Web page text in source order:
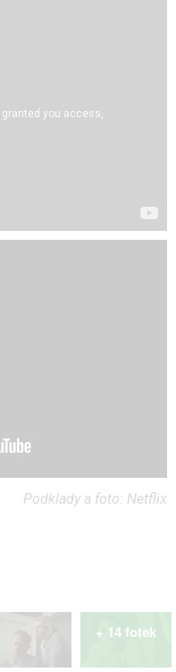
Podklady a foto: Netflix
+ 14 fotek